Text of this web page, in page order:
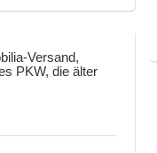
Versand,
PKW, die älter